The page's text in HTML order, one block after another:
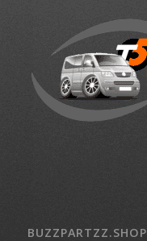
BUZZPARTZZ.SHOP